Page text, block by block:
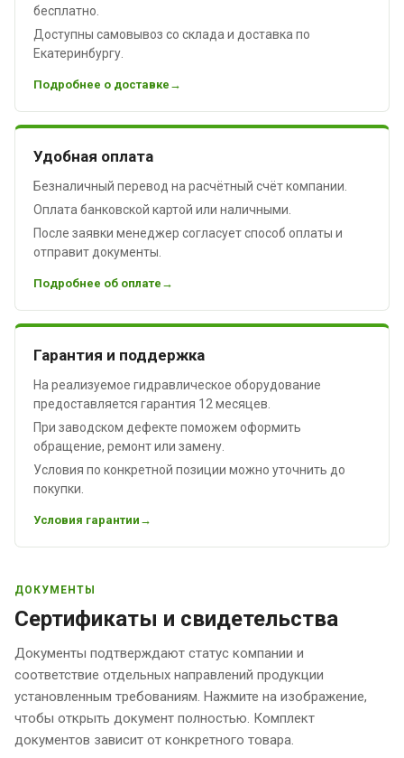
бесплатно.
Доступны самовывоз со склада и доставка по
Екатеринбургу.
Подробнее о доставке
Удобная оплата
Безналичный перевод на расчётный счёт компании.
Оплата банковской картой или наличными.
После заявки менеджер согласует способ оплаты и
отправит документы.
Подробнее об оплате
Гарантия и поддержка
На реализуемое гидравлическое оборудование
предоставляется гарантия 12 месяцев.
При заводском дефекте поможем оформить
обращение, ремонт или замену.
Условия по конкретной позиции можно уточнить до
покупки.
Условия гарантии
ДОКУМЕНТЫ
Сертификаты и свидетельства
Документы подтверждают статус компании и
соответствие отдельных направлений продукции
установленным требованиям. Нажмите на изображение,
чтобы открыть документ полностью. Комплект
документов зависит от конкретного товара.